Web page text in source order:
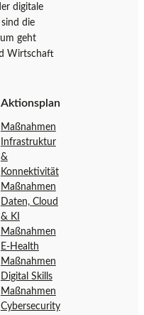
digitale
die
geht
Wirtschaft
Aktionsplan
Maßnahmen
Infrastruktur
&
Konnektivität
Maßnahmen
Daten, Cloud
& KI
Maßnahmen
E-Health
Maßnahmen
Digital Skills
Maßnahmen
Cybersecurity